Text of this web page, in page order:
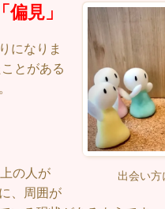
出会い方
見」
になりま
とがある
の人が
、周囲が